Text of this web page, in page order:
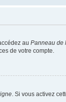
au Panneau de
de votre compte.
. Si vous activez